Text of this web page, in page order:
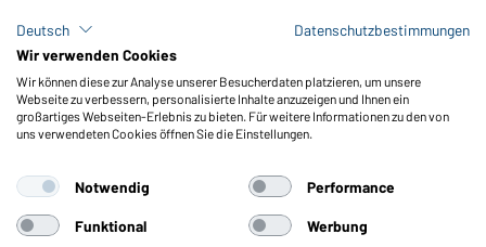
Meldeportal nach Hinweisgeberschutz
Funktionen & Pflege
Produkteigenschaften
Pflegehinweise
Farben
Deutsch
Datenschutzbestimmungen
Wir verwenden Cookies
Wir können diese zur Analyse unserer Besucherdaten platzieren, um unsere
Webseite zu verbessern, personalisierte Inhalte anzuzeigen und Ihnen ein
großartiges Webseiten-Erlebnis zu bieten. Für weitere Informationen zu den von
uns verwendeten Cookies öffnen Sie die Einstellungen.
Notwendig Performance
Funktional Werbung